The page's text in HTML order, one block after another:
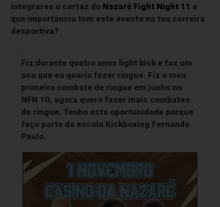
integrares o cartaz do Nazaré Fight Night 11 e
que importância tem este evento na tua carreira
desportiva?
Fiz durante quatro anos light kick e faz um
ano que eu queria fazer ringue. Fiz o meu
primeiro combate de ringue em junho no
NFN 10, agora quero fazer mais combates
de ringue. Tenho esta oportunidade porque
faço parte da escola Kickboxing Fernando
Paulo.